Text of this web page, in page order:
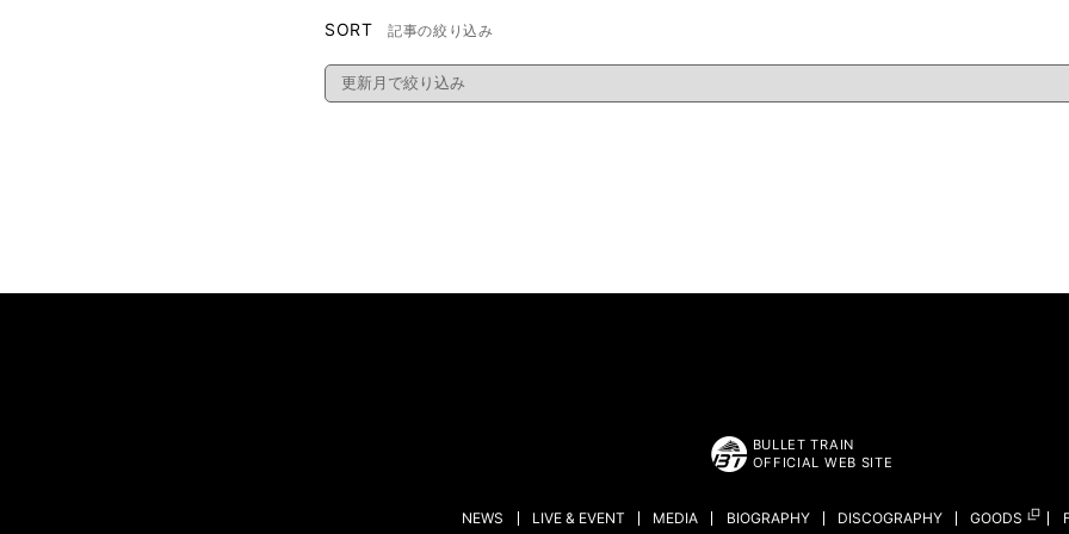
SORT 記事の絞り込み
BULLET TRAIN
OFFICIAL WEB SITE
NEWS LIVE & EVENT MEDIA BIOGRAPHY DISCOGRAPHY GOODS